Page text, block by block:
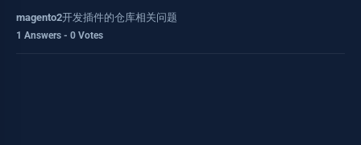
magento2开发插件的仓库相关问题
1 Answers - 0 Votes